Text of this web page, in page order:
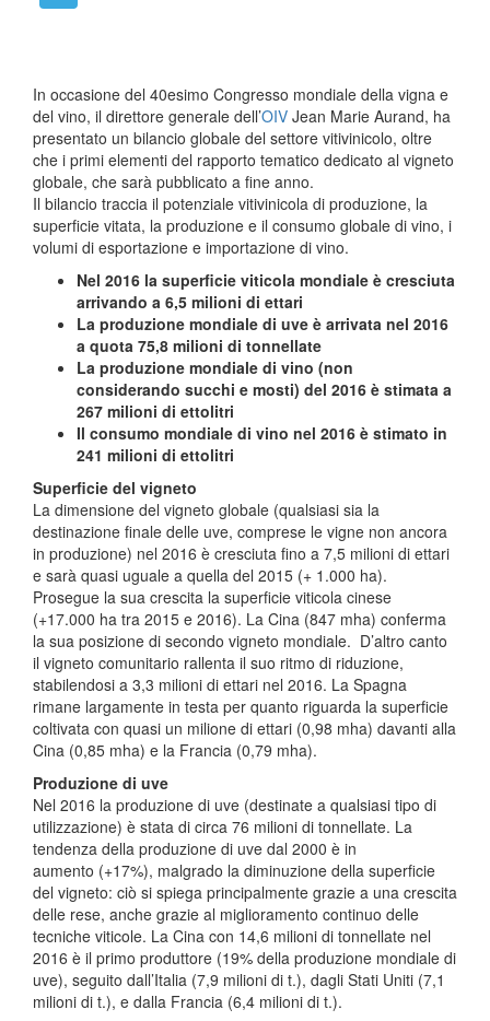
In occasione del 40esimo Congresso mondiale della vigna e
del vino, il direttore generale dell’OIV Jean Marie Aurand, ha
presentato un bilancio globale del settore vitivinicolo, oltre
che i primi elementi del rapporto tematico dedicato al vigneto
globale, che sarà pubblicato a fine anno.
Il bilancio traccia il potenziale vitivinicola di produzione, la
superficie vitata, la produzione e il consumo globale di vino, i
volumi di esportazione e importazione di vino.
Nel 2016 la superficie viticola mondiale è cresciuta
arrivando a 6,5 milioni di ettari
La produzione mondiale di uve è arrivata nel 2016
a quota 75,8 milioni di tonnellate
La produzione mondiale di vino (non
considerando succhi e mosti) del 2016 è stimata a
267 milioni di ettolitri
Il consumo mondiale di vino nel 2016 è stimato in
241 milioni di ettolitri
Superficie del vigneto
La dimensione del vigneto globale (qualsiasi sia la
destinazione finale delle uve, comprese le vigne non ancora
in produzione) nel 2016 è cresciuta fino a 7,5 milioni di ettari
e sarà quasi uguale a quella del 2015 (+ 1.000 ha).
Prosegue la sua crescita la superficie viticola cinese
(+17.000 ha tra 2015 e 2016). La Cina (847 mha) conferma
la sua posizione di secondo vigneto mondiale. D’altro canto
il vigneto comunitario rallenta il suo ritmo di riduzione,
stabilendosi a 3,3 milioni di ettari nel 2016. La Spagna
rimane largamente in testa per quanto riguarda la superficie
coltivata con quasi un milione di ettari (0,98 mha) davanti alla
Cina (0,85 mha) e la Francia (0,79 mha).
Produzione di uve
Nel 2016 la produzione di uve (destinate a qualsiasi tipo di
utilizzazione) è stata di circa 76 milioni di tonnellate. La
tendenza della produzione di uve dal 2000 è in
aumento (+17%), malgrado la diminuzione della superficie
del vigneto: ciò si spiega principalmente grazie a una crescita
delle rese, anche grazie al miglioramento continuo delle
tecniche viticole. La Cina con 14,6 milioni di tonnellate nel
2016 è il primo produttore (19% della produzione mondiale di
uve), seguito dall’Italia (7,9 milioni di t.), dagli Stati Uniti (7,1
milioni di t.), e dalla Francia (6,4 milioni di t.).